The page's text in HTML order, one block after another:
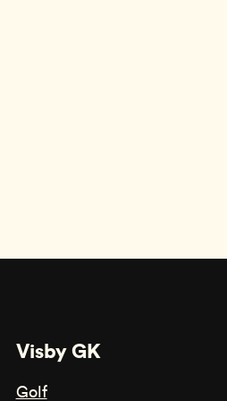
Visby GK
Golf